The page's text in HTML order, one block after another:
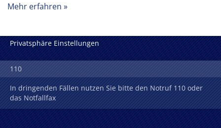
Mehr erfahren
Privatsphäre Einstellungen
110
In dringenden Fällen nutzen Sie bitte den Notruf 110 oder
das Notfallfax